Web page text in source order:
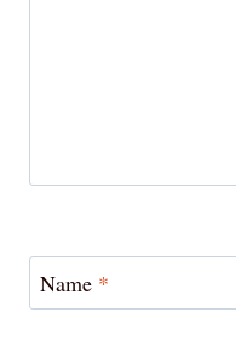
Name *